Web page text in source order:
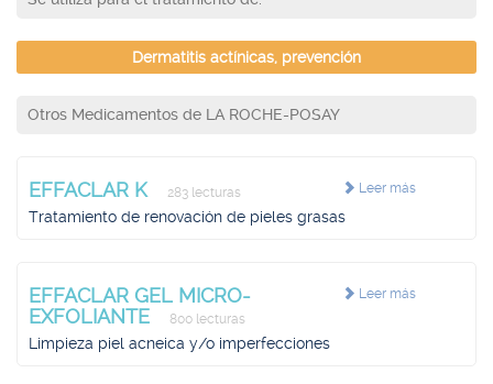
Dermatitis actínicas, prevención
Otros Medicamentos de LA ROCHE-POSAY
Leer más
EFFACLAR K 283 lecturas
Tratamiento de renovación de pieles grasas
Leer más
EFFACLAR GEL MICRO-
EXFOLIANTE
800 lecturas
Limpieza piel acneica y/o imperfecciones